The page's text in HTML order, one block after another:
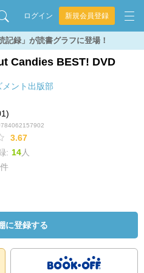
ログイン 新規会員登録
記録」が読書グラフに登場！
Candies BEST! DVD
メント出版部
3.67
: 14人
件
に登録する